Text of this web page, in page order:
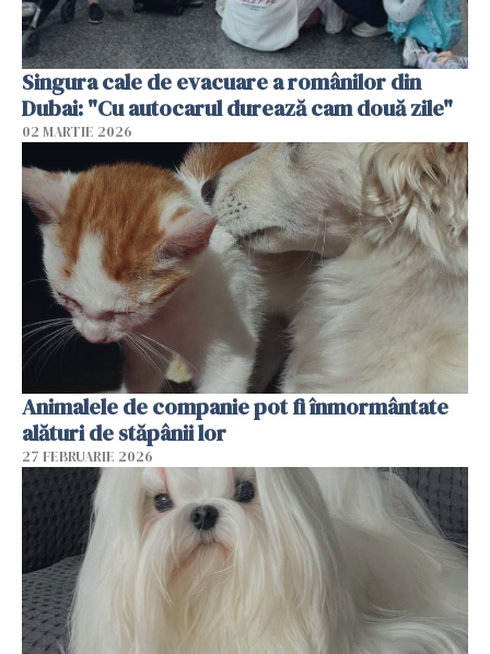
Singura cale de evacuare a românilor din
Dubai: "Cu autocarul durează cam două zile"
02 MARTIE 2026
Animalele de companie pot fi înmormântate
alături de stăpânii lor
27 FEBRUARIE 2026